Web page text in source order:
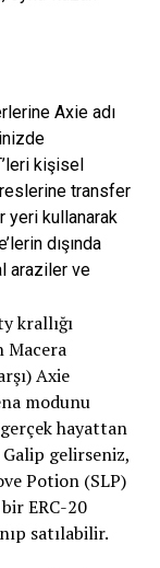
Axie adı
kişisel
transfer
yeri kullanarak
dışında
araziler ve
krallığı
Macera
Axie
modunu
hayattan
gelirseniz,
Potion (SLP)
ERC-20
satılabilir.